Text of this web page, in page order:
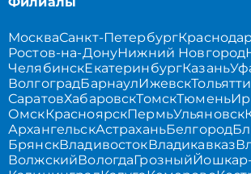
МоскваСанкт-Петербург
Ростов-на-ДонуНижний Новгород
ЧелябинскЕкатеринбургКазань
ВолгоградБарнаулИжевскТольятти
СаратовХабаровскТомскТюмень
ОмскКрасноярскПермьУльяновск
АрхангельскАстраханьБелгород
БрянскВладивостокВладикавказ
ВолжскийВологдаГрозный